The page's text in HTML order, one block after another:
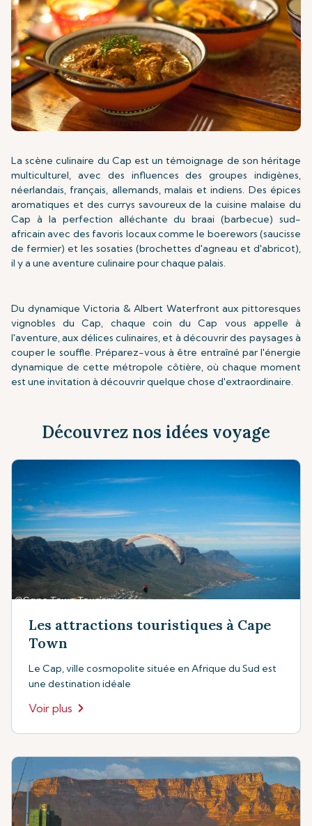
La scène culinaire du Cap est un témoignage de son héritage
multiculturel, avec des influences des groupes indigènes,
néerlandais, français, allemands, malais et indiens. Des épices
aromatiques et des currys savoureux de la cuisine malaise du
Cap à la perfection alléchante du braai (barbecue) sud-
africain avec des favoris locaux comme le boerewors (saucisse
de fermier) et les sosaties (brochettes d'agneau et d'abricot),
il y a une aventure culinaire pour chaque palais.
Du dynamique Victoria & Albert Waterfront aux pittoresques
vignobles du Cap, chaque coin du Cap vous appelle à
l'aventure, aux délices culinaires, et à découvrir des paysages à
couper le souffle. Préparez-vous à être entraîné par l'énergie
dynamique de cette métropole côtière, où chaque moment
est une invitation à découvrir quelque chose d'extraordinaire.
Découvrez nos idées voyage
Les attractions touristiques à Cape
Town
Le Cap, ville cosmopolite située en Afrique du Sud est
une destination idéale
Voir plus